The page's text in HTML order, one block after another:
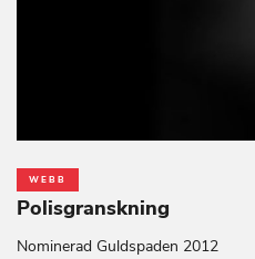
WEBB
Polisgranskning
Nominerad Guldspaden 2012